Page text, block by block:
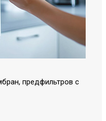
предфильтров с